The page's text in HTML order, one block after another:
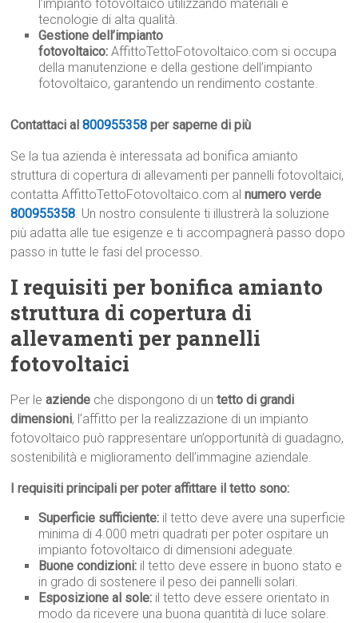
l’impianto fotovoltaico utilizzando materiali e
tecnologie di alta qualità.
Gestione dell’impianto
fotovoltaico: AffittoTettoFotovoltaico.com si occupa
della manutenzione e della gestione dell’impianto
fotovoltaico, garantendo un rendimento costante.
Contattaci al800955358 per saperne di più
Se la tua azienda è interessata ad bonifica amianto
struttura di copertura di allevamenti per pannelli fotovoltaici,
contatta AffittoTettoFotovoltaico.com alnumero verde
800955358. Un nostro consulente ti illustrerà la soluzione
più adatta alle tue esigenze e ti accompagnerà passo dopo
passo in tutte le fasi del processo.
I requisiti per bonifica amianto
struttura di copertura di
allevamenti per pannelli
fotovoltaici
Per leaziende che dispongono di untetto di grandi
dimensioni, l’affitto per la realizzazione di un impianto
fotovoltaico può rappresentare un’opportunità di guadagno,
sostenibilità e miglioramento dell’immagine aziendale.
I requisiti principali per poter affittare il tetto sono:
Superficie sufficiente: il tetto deve avere una superficie
minima di 4.000 metri quadrati per poter ospitare un
impianto fotovoltaico di dimensioni adeguate.
Buone condizioni: il tetto deve essere in buono stato e
in grado di sostenere il peso dei pannelli solari.
Esposizione al sole: il tetto deve essere orientato in
modo da ricevere una buona quantità di luce solare.